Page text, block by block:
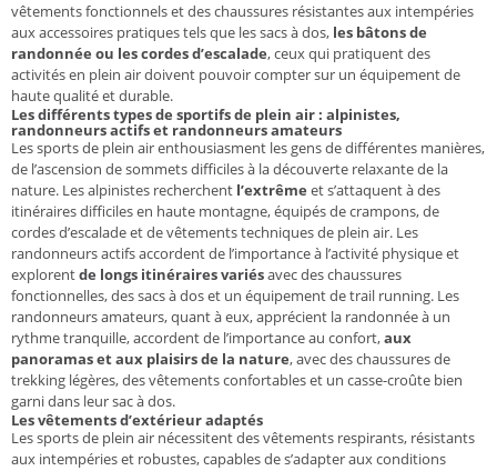
vêtements fonctionnels et des chaussures résistantes aux intempéries
aux accessoires pratiques tels que les sacs à dos, les bâtons de
randonnée ou les cordes d’escalade, ceux qui pratiquent des
activités en plein air doivent pouvoir compter sur un équipement de
haute qualité et durable.
Les différents types de sportifs de plein air : alpinistes,
randonneurs actifs et randonneurs amateurs
Les sports de plein air enthousiasment les gens de différentes manières,
de l’ascension de sommets difficiles à la découverte relaxante de la
nature. Les alpinistes recherchent l’extrême et s’attaquent à des
itinéraires difficiles en haute montagne, équipés de crampons, de
cordes d’escalade et de vêtements techniques de plein air. Les
randonneurs actifs accordent de l’importance à l’activité physique et
explorentde longs itinéraires variésavec des chaussures
fonctionnelles, des sacs à dos et un équipement de trail running. Les
randonneurs amateurs, quant à eux, apprécient la randonnée à un
rythme tranquille, accordent de l’importance au confort,aux
panoramas et aux plaisirs de la nature, avec des chaussures de
trekking légères, des vêtements confortables et un casse-croûte bien
garni dans leur sac à dos.
Les vêtements d’extérieur adaptés
Les sports de plein air nécessitent des vêtements respirants, résistants
aux intempéries et robustes, capables de s’adapter aux conditions